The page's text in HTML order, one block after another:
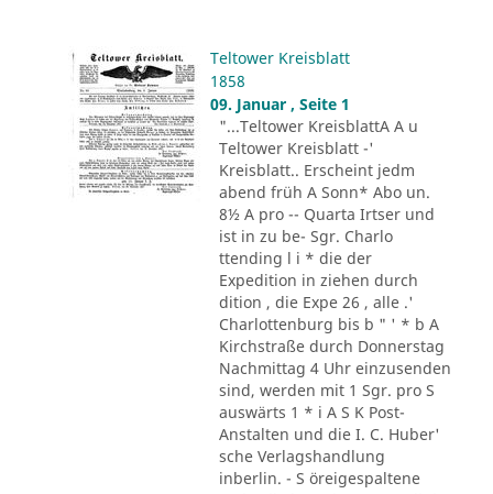
Teltower Kreisblatt
1858
09. Januar , Seite 1
"...Teltower KreisblattA A u
Teltower Kreisblatt -'
Kreisblatt.. Erscheint jedm
abend früh A Sonn* Abo un.
8½ A pro -- Quarta Irtser und
ist in zu be- Sgr. Charlo
ttending l i * die der
Expedition in ziehen durch
dition , die Expe 26 , alle .'
Charlottenburg bis b " ' * b A
Kirchstraße durch Donnerstag
Nachmittag 4 Uhr einzusenden
sind, werden mit 1 Sgr. pro S
auswärts 1 * i A S K Post-
Anstalten und die I. C. Huber'
sche Verlagshandlung
inberlin. - S öreigespaltene